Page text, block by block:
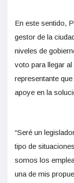
En este sentido,
gestor de la
niveles de
voto para llegar
representante
apoye en la
“Seré un
tipo de
somos los
una de mis